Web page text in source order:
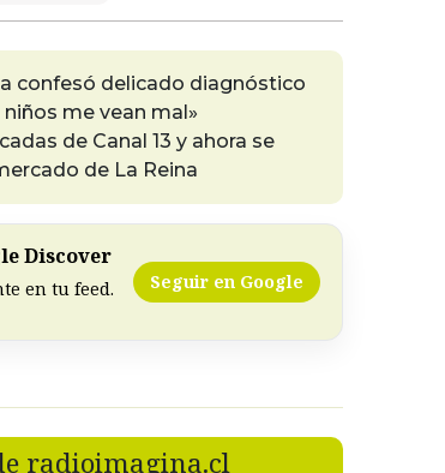
confesó delicado diagnóstico
me vean mal»
de Canal 13 y ahora se
de La Reina
Discover
en tu feed. Seguir en Google
radioimagina.cl